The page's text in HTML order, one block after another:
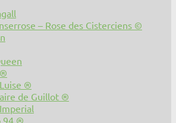
– Rose des Cisterciens ©
®
de Guillot ®
94 ®